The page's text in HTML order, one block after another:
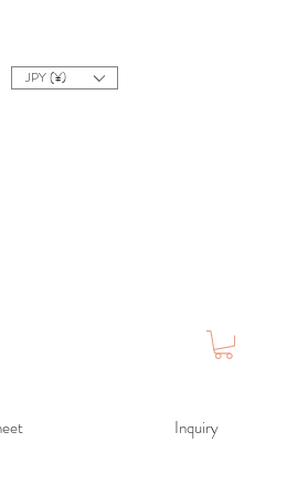
JPY (¥)
Inquiry